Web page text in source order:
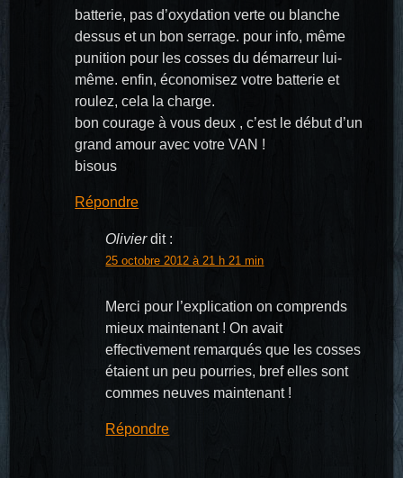
batterie, pas d’oxydation verte ou blanche
dessus et un bon serrage. pour info, même
punition pour les cosses du démarreur lui-
même. enfin, économisez votre batterie et
roulez, cela la charge.
bon courage à vous deux , c’est le début d’un
grand amour avec votre VAN !
bisous
Répondre
Olivier dit :
25 octobre 2012 à 21 h 21 min
Merci pour l’explication on comprends
mieux maintenant ! On avait
effectivement remarqués que les cosses
étaient un peu pourries, bref elles sont
commes neuves maintenant !
Répondre